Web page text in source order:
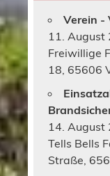
Verein -
11. August
Freiwillige
18, 65606
14. August
Tells Bells
Straße,